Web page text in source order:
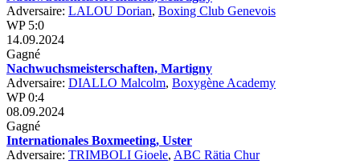
Adversaire: LALOU Dorian, Boxing Club Genevois
WP 5:0
14.09.2024
Gagné
Nachwuchsmeisterschaften, Martigny
Adversaire: DIALLO Malcolm, Boxygène Academy
WP 0:4
08.09.2024
Gagné
Internationales Boxmeeting, Uster
Adversaire: TRIMBOLI Gioele, ABC Rätia Chur